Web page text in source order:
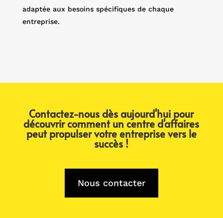
adaptée aux besoins spécifiques de chaque
entreprise.
Contactez-nous dès aujourd'hui pour
découvrir comment un centre d'affaires
peut propulser votre entreprise vers le
succès !
Nous contacter